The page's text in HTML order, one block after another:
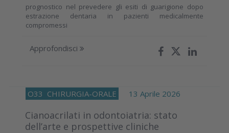
prognostico nel prevedere gli esiti di guarigione dopo
estrazione dentaria in pazienti medicalmente
compromessi
Approfondisci
O33 CHIRURGIA-ORALE 13 Aprile 2026
Cianoacrilati in odontoiatria: stato
dell’arte e prospettive cliniche